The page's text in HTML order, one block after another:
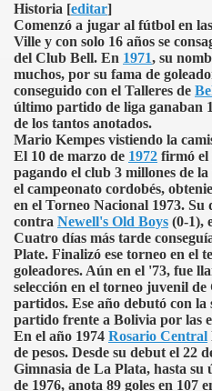
Historia [editar]
Comenzó a jugar al fútbol en
Ville y con solo 16 años se
del Club Bell. En 1971, su
muchos, por su fama de
conseguido con el Talleres de
último partido de liga ganaban
de los tantos anotados.
Mario Kempes vistiendo la
El 10 de marzo de 1972 firmó el
pagando el club 3 millones de
el campeonato cordobés,
en el Torneo Nacional 1973.
contra Newell's Old Boys (0-1),
Cuatro días más tarde
Plate. Finalizó ese torneo en el
goleadores. Aún en el '73, fue
selección en el torneo juvenil de
partidos. Ese año debutó con la
partido frente a Bolivia por las
En el año 1974 Rosario Central
de pesos. Desde su debut el 22
Gimnasia de La Plata, hasta su
de 1976, anota 89 goles en 107